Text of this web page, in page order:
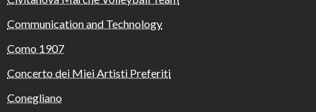
Communication and Technology
Como 1907
Concerto dei Miei Artisti Preferiti
Conegliano